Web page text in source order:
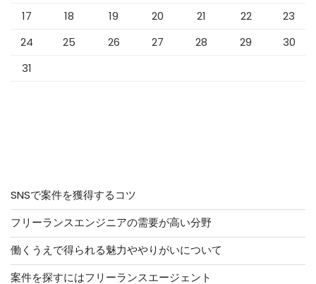
17
18 19 20 21 22
23
24
25 26 27 28 29
30
31
SNSで案件を獲得するコツ
フリーランスエンジニアの需要が高い分野
働くうえで得られる魅力ややりがいについて
案件を探すにはフリーランスエージェント